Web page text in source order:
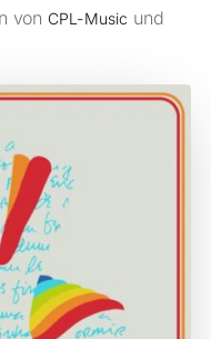
von CPL-Music und